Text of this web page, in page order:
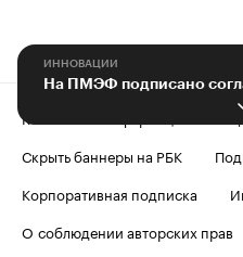
ИННОВАЦИИ
Контактная информация
Скрыть баннеры на РБК
Корпоративная подписка
О соблюдении авторских прав